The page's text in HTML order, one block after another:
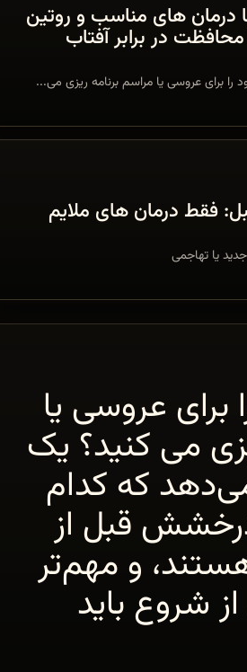
درمان های مناسب و روتین
در برابر آفتاب
را برای عروسی یا مراسم برنامه ریزی می...
فقط درمان های ملایم
یا تهاجمی
برای عروسی یا
می کنید؟ یک
که کدام
قبل از
و مهم‌تر
شروع باید